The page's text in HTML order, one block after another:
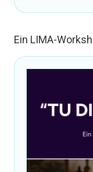
Ein LIMA-